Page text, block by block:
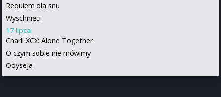
Requiem dla snu
Wyschnięci
17 lipca
Charli XCX: Alone Together
O czym sobie nie mówimy
Odyseja